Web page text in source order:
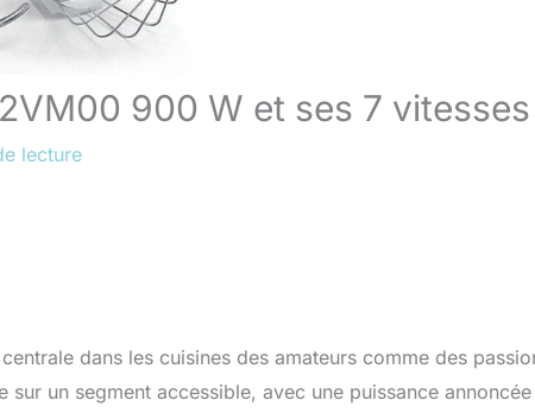
900 W et ses 7 vitesses
lecture
dans les cuisines des amateurs comme des
sur un segment accessible, avec une puissance